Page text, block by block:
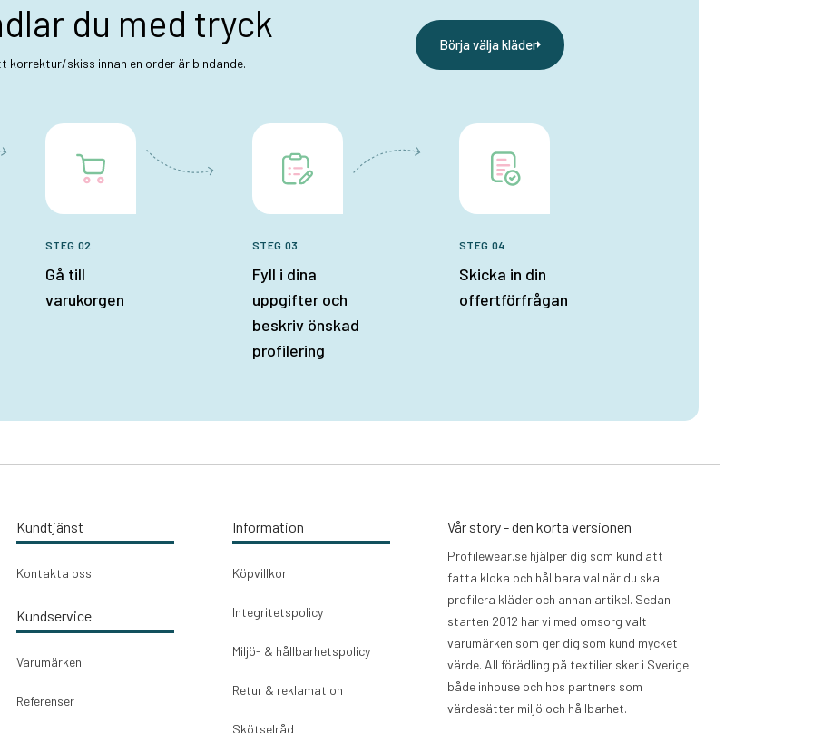
du med tryck
korrektur/skiss innan en order är bindande.
Börja välja kläder
STEG 02
Gå till
varukorgen
STEG 03
Fyll i dina
uppgifter och
beskriv önskad
profilering
STEG 04
Skicka in din
offertförfrågan
Kundtjänst
Kontakta oss
Kundservice
Varumärken
Referenser
Information
Köpvillkor
Integritetspolicy
Miljö- & hållbarhetspolicy
Retur & reklamation
Skötselråd
Vår story - den korta versionen
Profilewear.se hjälper dig som kund att
fatta kloka och hållbara val när du ska
profilera kläder och annan artikel. Sedan
starten 2012 har vi med omsorg valt
varumärken som ger dig som kund mycket
värde. All förädling på textilier sker i Sverige
både inhouse och hos partners som
värdesätter miljö och hållbarhet.